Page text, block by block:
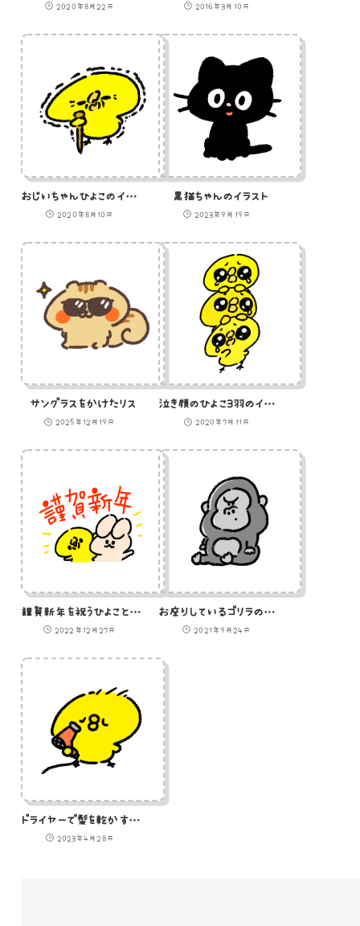
2020年8月22日 2016年3月10日
おじいちゃんひよこのイラスト
2020年8月10日
黒猫ちゃんのイラスト
2023年9月19日
サングラスをかけたリス
2025年12月19日
泣き顔のひよこ3羽のイラスト
2020年7月11日
謹賀新年を祝うひよことうさぎのイラスト
2022年12月27日
お座りしているゴリラのイラスト
2021年9月24日
ドライヤーで髪を乾かすひよこのGIFアニメ
2023年4月28日